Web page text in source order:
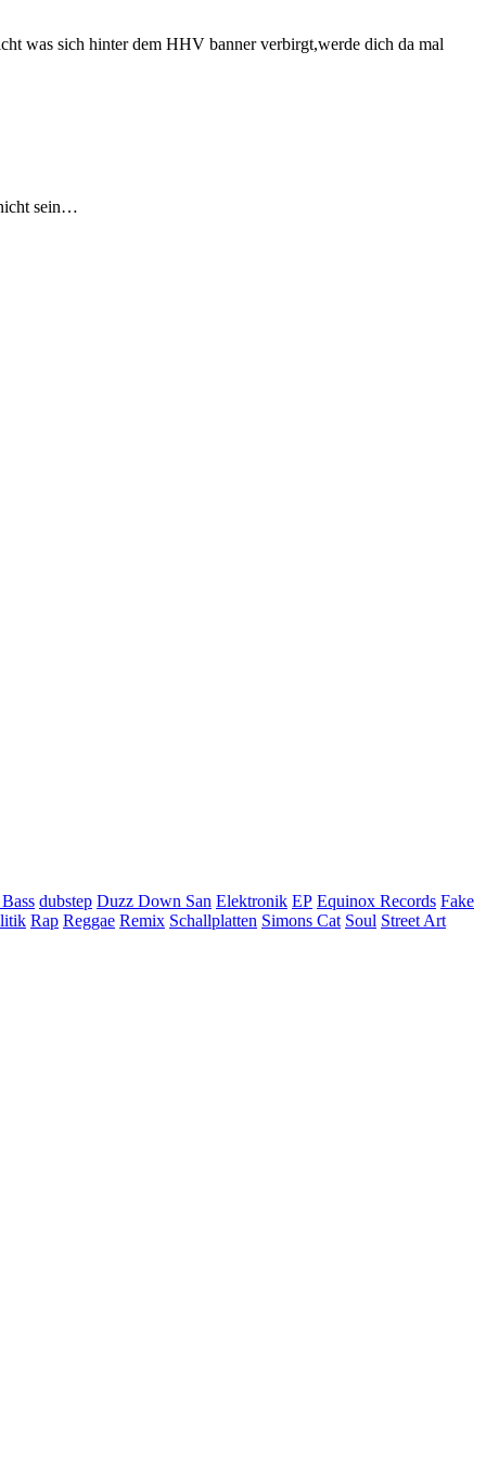
was sich hinter dem HHV banner verbirgt,werde dich da mal
sein…
dubstep Duzz Down San Elektronik EP Equinox Records Fake
Rap Reggae Remix Schallplatten Simons Cat Soul Street Art